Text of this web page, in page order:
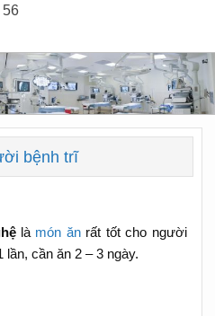
bệnh trĩ
là món ănrất tốt cho người
lần, cần ăn 2 – 3 ngày.